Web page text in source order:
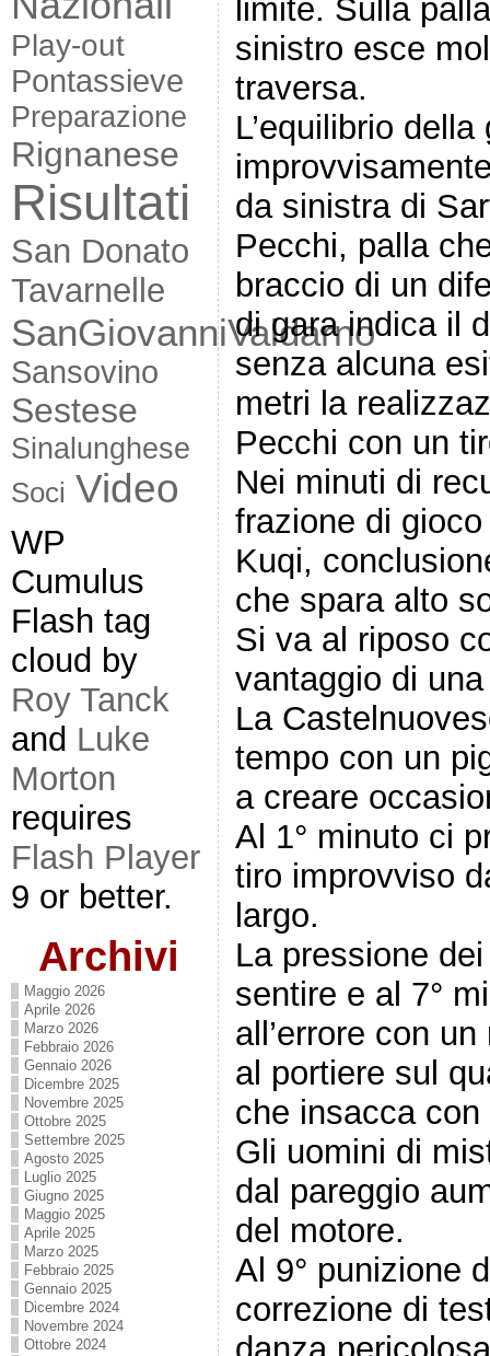
Play-out
Pontassieve
Preparazione
Rignanese
Risultati
San Donato
Tavarnelle
SanGiovanniValdarno
Sansovino
Sestese
Sinalunghese
Soci Video
WP
Cumulus
Flash tag
cloud by
Roy Tanck
and Luke
Morton
requires
Flash Player
9 or better.
Archivi
Maggio 2026
Aprile 2026
Marzo 2026
Febbraio 2026
Gennaio 2026
Dicembre 2025
Novembre 2025
Ottobre 2025
Settembre 2025
Agosto 2025
Luglio 2025
Giugno 2025
Maggio 2025
Aprile 2025
Marzo 2025
Febbraio 2025
Gennaio 2025
Dicembre 2024
Novembre 2024
Ottobre 2024
limite. Sulla
sinistro esce
traversa.
L’equilibrio
da sinistra di
Pecchi, palla
braccio di un
di gara indica il
senza alcuna
metri la
Pecchi con un
Nei minuti di
frazione di
Kuqi,
che spara alto
Si va al riposo
vantaggio di
La
tempo con un
a creare
Al 1° minuto ci
tiro improvviso
largo.
La pressione
sentire e al 7°
all’errore con
al portiere sul
che insacca
Gli uomini di
dal pareggio
del motore.
Al 9° punizione
correzione di